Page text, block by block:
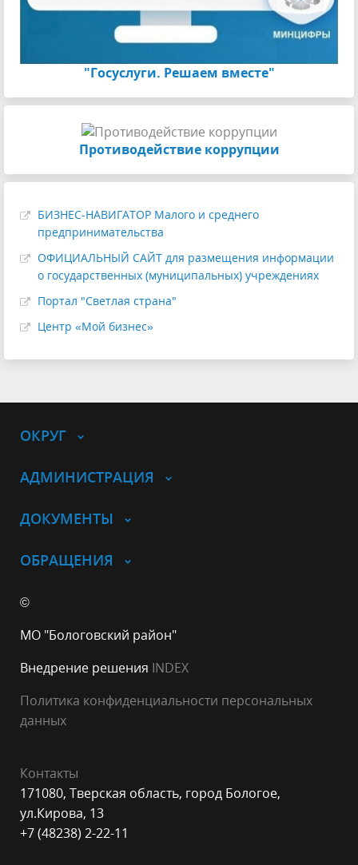
"Госуслуги. Решаем вместе"
Противодействие коррупции
БИЗНЕС-НАВИГАТОР Малого и среднего
предпринимательства
ОФИЦИАЛЬНЫЙ САЙТ для размещения информации
о государственных (муниципальных) учреждениях
Портал "Светлая страна"
Центр «Мой бизнес»
ОКРУГ
АДМИНИСТРАЦИЯ
ДОКУМЕНТЫ
ОБРАЩЕНИЯ
©
МО "Бологовский район"
Внедрение решения INDEX
Политика конфиденциальности персональных
данных
Контакты
171080, Тверская область, город Бологое,
ул.Кирова, 13
+7 (48238) 2-22-11